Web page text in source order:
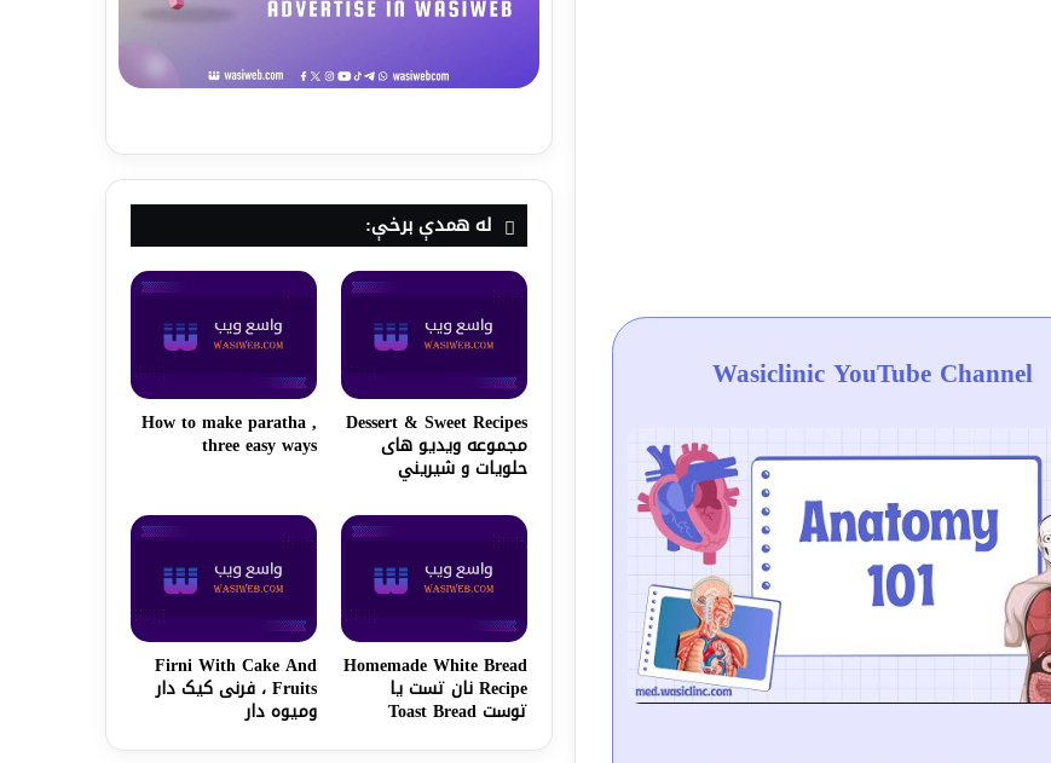
Wasiclinic YouTube Channel
له همدې برخې:
Dessert & Sweet Recipes
مجموعه ویدیو های
حلویات و شیریني
How to make paratha ,
three easy ways
Homemade White Bread
Recipe نان تست يا
توست Toast Bread
Firni With Cake And
Fruits ، فرنی کیک دار
و‌میوه دار